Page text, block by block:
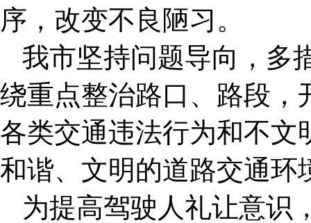
序，改变不良陋习。
我市坚持问题导向，多
绕重点整治路口、路段，
各类交通违法行为和不文
和谐、文明的道路交通环
为提高驾驶人礼让意识